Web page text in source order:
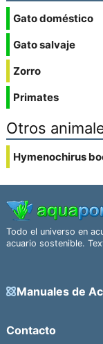
Gato doméstico
Gato salvaje
Zorro
Primates
Otros
Hymenochirus
Todo el universo en
acuario sostenible.
Manuales de
Contacto